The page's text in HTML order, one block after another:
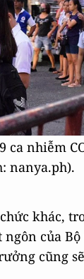
ca nhiễm
nanya.ph).
khác,
của Bộ
cũng